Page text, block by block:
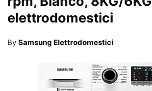
elettrodomestici
By Samsung Elettrodomestici